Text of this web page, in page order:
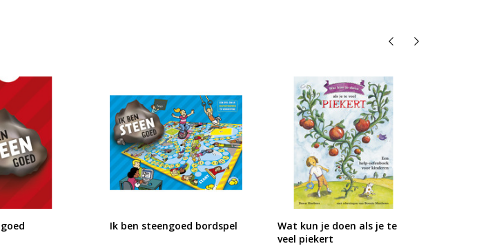
Ik ben steengoed bordspel
Wat kun je doen als je te
veel piekert